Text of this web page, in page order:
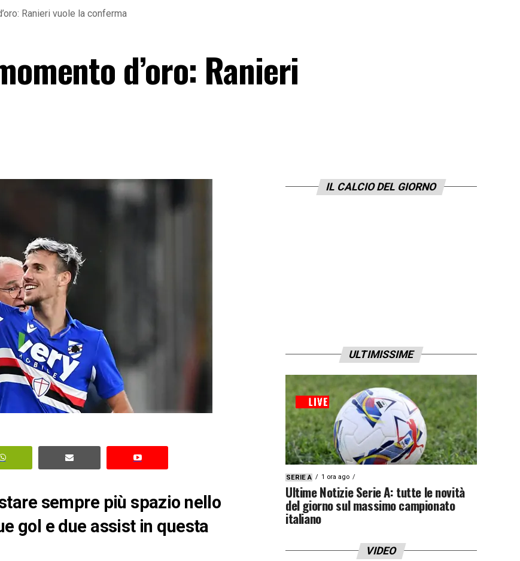
Ranieri vuole la conferma
d’oro: Ranieri
sempre più spazio nello
gol e due assist in questa
IL CALCIO DEL GIORNO
ULTIMISSIME
SERIE A 1 ora ago
Ultime Notizie Serie A: tutte le novità
del giorno sul massimo campionato
italiano
VIDEO